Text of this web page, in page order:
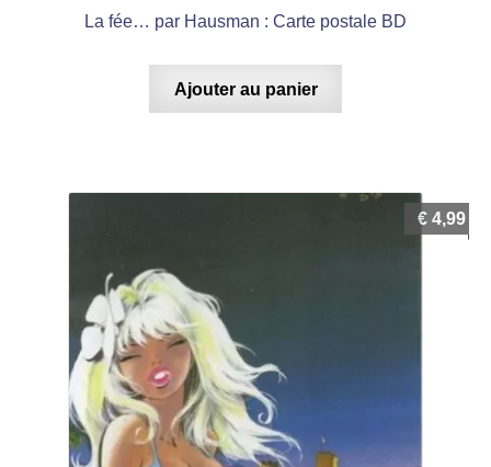
La fée… par Hausman : Carte postale BD
Ajouter au panier
€ 4,99